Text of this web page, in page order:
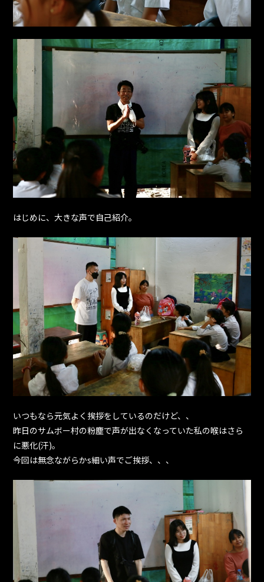
はじめに、大きな声で自己紹介。
いつもなら元気よく挨拶をしているのだけど、、
昨日のサムボー村の粉塵で声が出なくなっていた私の喉はさら
に悪化(汗)。
今回は無念ながらかs細い声でご挨拶、、、